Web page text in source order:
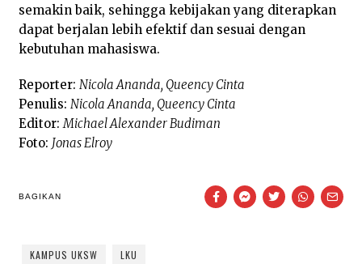
semakin baik, sehingga kebijakan yang diterapkan
dapat berjalan lebih efektif dan sesuai dengan
kebutuhan mahasiswa.
Reporter: Nicola Ananda, Queency Cinta
Penulis: Nicola Ananda, Queency Cinta
Editor:Michael Alexander Budiman
Foto: Jonas Elroy
BAGIKAN
KAMPUS UKSW LKU